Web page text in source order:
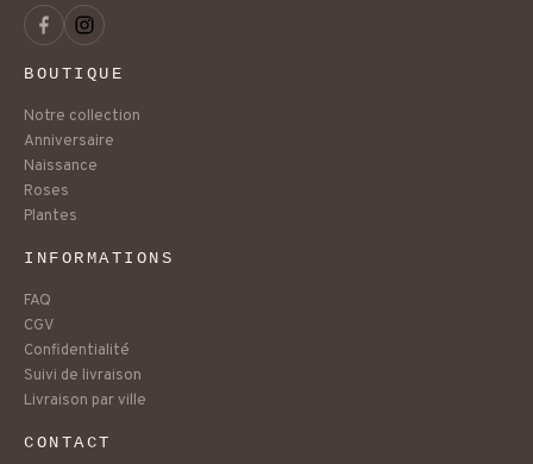
BOUTIQUE
Notre collection
Anniversaire
Naissance
Roses
Plantes
INFORMATIONS
FAQ
CGV
Confidentialité
Suivi de livraison
Livraison par ville
CONTACT